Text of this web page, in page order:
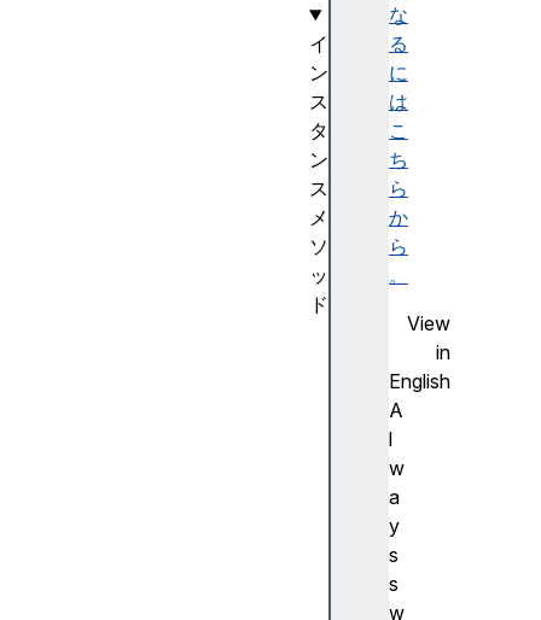
な
る
に
は
こ
ち
ら
か
ら
。
View
in
English
A
l
w
a
y
s
s
w
イ
ン
ス
タ
ン
ス
メ
ソ
ッ
ド